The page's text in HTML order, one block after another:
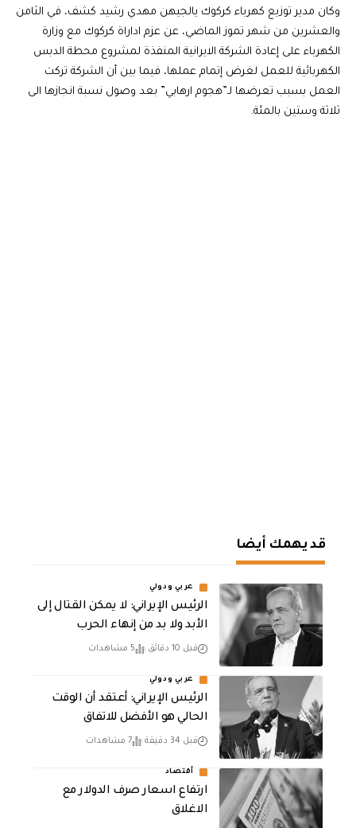
وكان مدير توزيع كهرباء كركوك يالجيهن مهدي رشيد كشف، في الثامن
والعشرين من شهر تموز الماضي، عن عزم اداراة كركوك مع وزارة
الكهرباء على إعادة الشركة الايرانية المنفذة لمشروع محطة الدبس
الكهربائية للعمل لغرض إتمام عملها، فيما بين أن الشركة تركت
العمل بسبب تعرضها لـ”هجوم ارهابي” بعد وصول نسبة انجازها الى
ثلاثة وستين بالمئة.
قد يهمك أيضا
عربي ودولي
الرئيس الإيراني: لا يمكن القتال إلى
الأبد ولا بد من إنهاء الحرب
قبل 10 دقائق 5 مشاهدات
عربي ودولي
الرئيس الإيراني: أعتقد أن الوقت
الحالي هو الأفضل للاتفاق
قبل 34 دقيقة 7 مشاهدات
أقتصاد
ارتفاع اسعار صرف الدولار مع
الاغلاق